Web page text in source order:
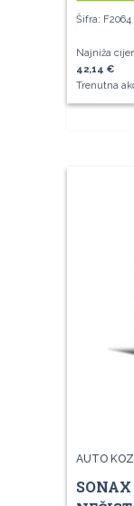
Šifra: F2064
Najniža
42,14 €
Trenutna
AUTO